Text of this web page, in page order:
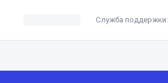
Служба поддержки: